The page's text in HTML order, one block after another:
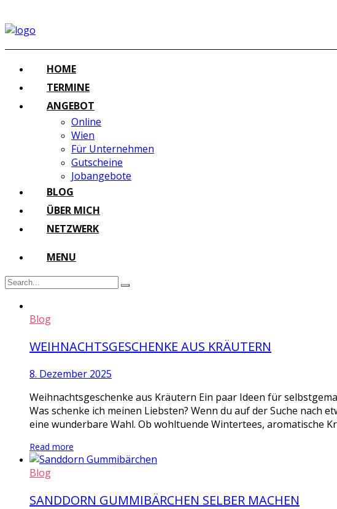
HOME
TERMINE
ANGEBOT
Online
Wien
Für Unternehmen
Gutscheine
Jobangebote
BLOG
ÜBER MICH
NETZWERK
MENU
Blog
WEIHNACHTSGESCHENKE AUS KRÄUTERN
8. Dezember 2025
Weihnachtsgeschenke aus Kräutern Ein paar Ideen für
Was schenke ich meinen Liebsten? Wenn du auf der Suche nach
eine wunderbare Wahl. Ob wohltuende Wintertees, aromatische
Read more
Blog
SANDDORN GUMMIBÄRCHEN SELBER MACHEN